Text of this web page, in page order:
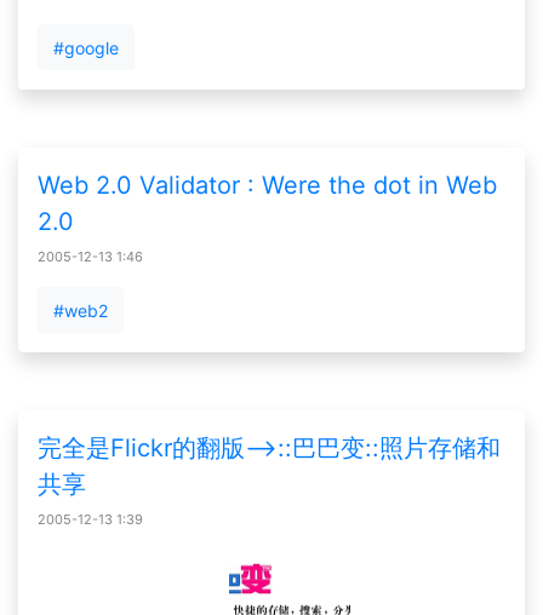
#google
Web 2.0 Validator : Were the dot in Web
2.0
2005-12-13 1:46
#web2
完全是Flickr的翻版-->::巴巴变::照片存储和
共享
2005-12-13 1:39